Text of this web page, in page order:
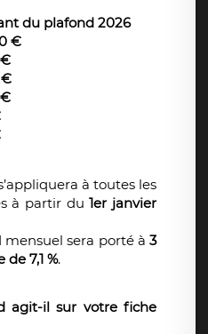
du plafond 2026
€
€
€
à toutes les
à partir du1er janvier
mensuel sera porté à 3
de 7,1 %.
agit-il sur votre fiche